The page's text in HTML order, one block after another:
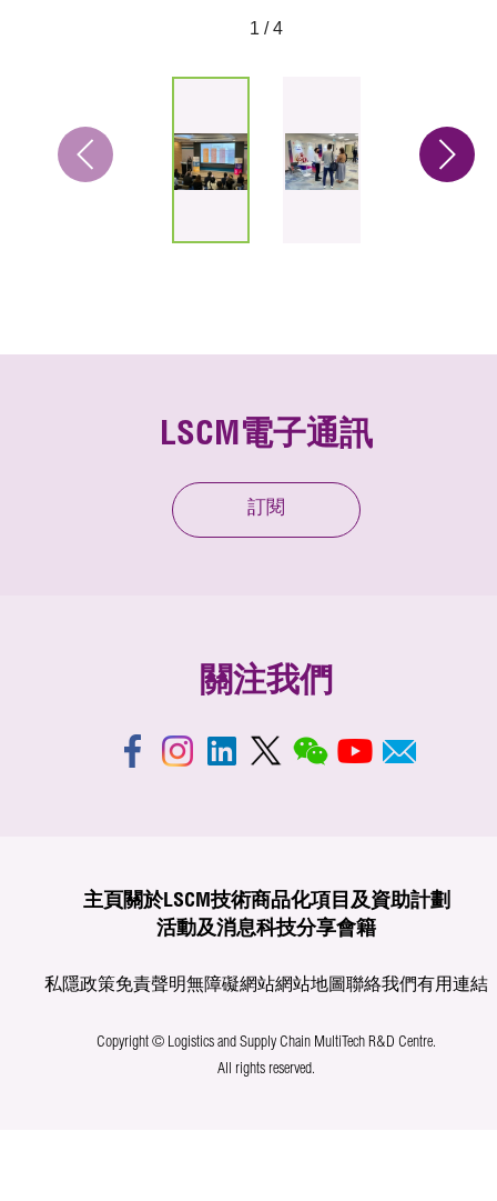
1 / 4
LSCM電子通訊
訂閱
關注我們
主頁 關於LSCM技術商品化項目及資助計劃
活動及消息科技分享會籍
私隱政策免責聲明無障礙網站網站地圖聯絡我們有用連結
Copyright © Logistics and Supply Chain MultiTech R&D Centre.
All rights reserved.